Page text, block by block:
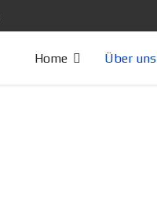
Home Über uns